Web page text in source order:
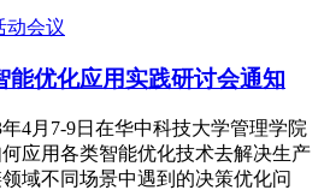
动会议
能优化应用实践研讨会通知
4月7-9日在华中科技大学管理学院
应用各类智能优化技术去解决生产
域不同场景中遇到的决策优化问